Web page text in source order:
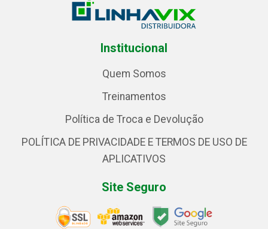
Institucional
Quem Somos
Treinamentos
Política de Troca e Devolução
POLÍTICA DE PRIVACIDADE E TERMOS DE USO DE
APLICATIVOS
Site Seguro